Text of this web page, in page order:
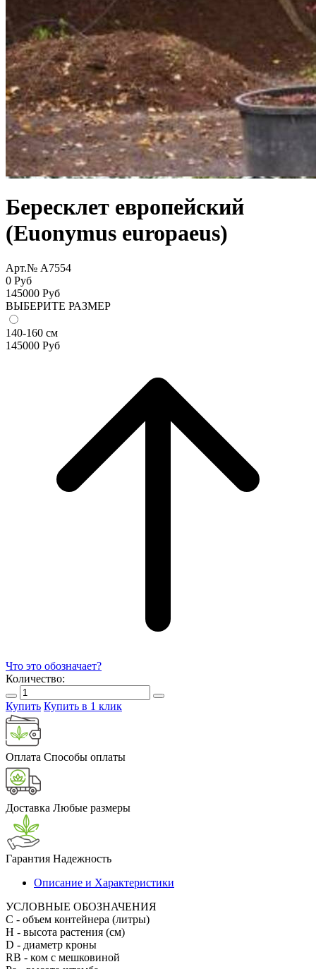
Бересклет европейский
(Euonymus europaeus)
Арт.№ A7554
0 Руб
145000 Руб
ВЫБЕРИТЕ РАЗМЕР
140-160 см
145000 Руб
Что это обозначает?
Количество:
Купить Купить в 1 клик
Оплата Способы оплаты
Доставка Любые размеры
Гарантия Надежность
Описание и Характеристики
УСЛОВНЫЕ ОБОЗНАЧЕНИЯ
С - объем контейнера (литры)
H - высота растения (см)
D - диаметр кроны
RB - ком с мешковиной